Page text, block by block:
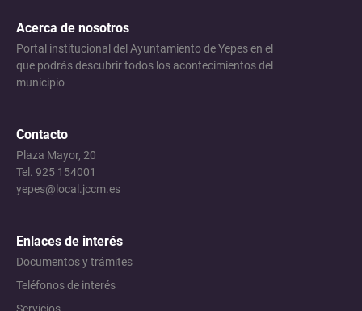
Acerca de nosotros
Portal institucional del Ayuntamiento de Yepes en el
que podrás descubrir todos los acontecimientos del
municipio
Contacto
Plaza Mayor, 20
Tel. 925 154001
yepes@local.jccm.es
Enlaces de interés
Documentos y trámites
Teléfonos de interés